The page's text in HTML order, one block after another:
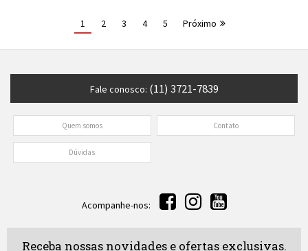
1 2 3 4 5 Próximo
Fale conosco: (11) 3721-7839
Quem somos Contato
Dúvidas
Acompanhe-nos:
Receba nossas novidades e ofertas exclusivas.